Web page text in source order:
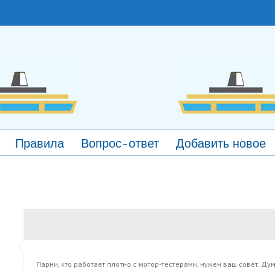
Правила Вопрос-ответ Добавить новое
Парни, кто работает плотно с мотор-тестерами, нужен ваш совет.